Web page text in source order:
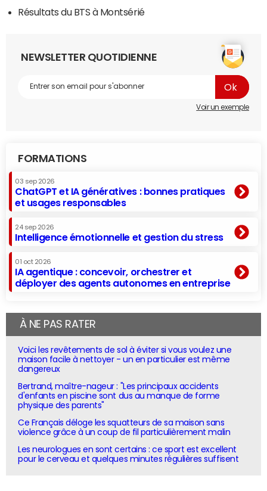
Résultats du BTS à Montsérié
NEWSLETTER QUOTIDIENNE
Voir un exemple
FORMATIONS
03 sep 2026
ChatGPT et IA génératives : bonnes pratiques
et usages responsables
24 sep 2026
Intelligence émotionnelle et gestion du stress
01 oct 2026
IA agentique : concevoir, orchestrer et
déployer des agents autonomes en entreprise
À NE PAS RATER
Voici les revêtements de sol à éviter si vous voulez une
maison facile à nettoyer - un en particulier est même
dangereux
Bertrand, maître-nageur : "Les principaux accidents
d'enfants en piscine sont dus au manque de forme
physique des parents"
Ce Français déloge les squatteurs de sa maison sans
violence grâce à un coup de fil particulièrement malin
Les neurologues en sont certains : ce sport est excellent
pour le cerveau et quelques minutes régulières suffisent